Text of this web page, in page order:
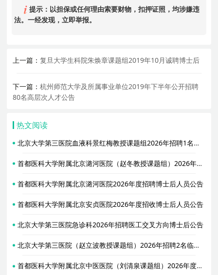
提示：以担保或任何理由索要财物，扣押证照，均涉嫌违
法。一经发现，立即举报。
上一篇：复旦大学生科院朱焕章课题组2019年10月诚聘博士后
下一篇：杭州师范大学及所属事业单位2019年下半年公开招聘
80名高层次人才公告
热文阅读
北京大学第三医院血液科景红梅教授课题组2026年招聘1名博士后启事
首都医科大学附属北京潞河医院（赵冬教授课题组）2026年招聘2名博士后
首都医科大学附属北京潞河医院2026年度招聘博士后人员公告
首都医科大学附属北京安贞医院2026年度招收博士后人员公告
北京大学第三医院急诊科2026年招聘医工交叉方向博士后公告
北京大学第三医院（赵立波教授课题组）2026年招聘2名临床药学/临床药理学等生物医学相关方向博士后
首都医科大学附属北京中医医院（刘清泉课题组）2026年度招收2名博士后人员公告